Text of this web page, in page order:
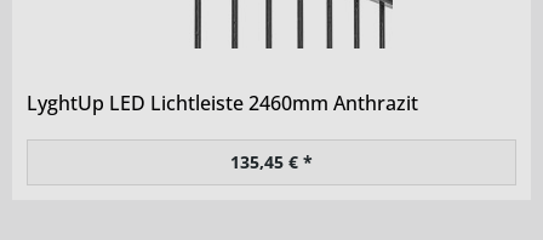
LyghtUp LED Lichtleiste 2460mm Anthrazit
135,45 € *